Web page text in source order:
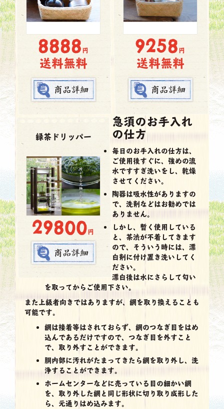
8888 円
送料無料
9258 円
送料無料
緑茶ドリッパー
29800円
急須のお手入れ
の仕方
毎日のお手入れの仕方は、
ご使用後すぐに、強めの流
水ですすぎ洗いをし、乾燥
させてください。
陶器は吸水性がありますの
で、洗剤などはお勧めでは
ありません。
しかし、暫く使用している
と、茶渋が不着してきます
ので、そういう時には、漂
白剤に付け置き洗いしてく
ださい。
漂白後は水にさらして匂い
を取ってからご使用下さい。
また上級者向きではありますが、網を取り換えることも
可能です。
網は接着等はされておらず、網のつなぎ目をはめ
込んであるだけですので、つなぎ目を外すこと
で、取り外すことができます。
胴内部に汚れがたまってきたら網を取り外し、洗
浄することができます。
ホームセンターなどに売っている目の細かい網
を、取り外した網と同じ形状に切り取り成形した
ら、元通りはめ込みます。